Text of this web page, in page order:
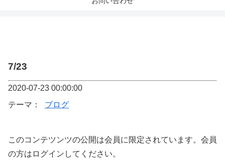
7/23
2020-07-23 00:00:00
テーマ：
ブログ
このコンテツンツの公開は会員に限定されています。会員
の方はログインしてください。